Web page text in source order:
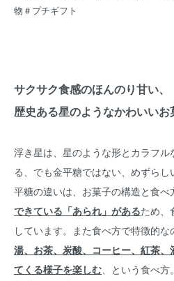
物＃プチギフト
サクサク食感のほんのり甘い、
歴史ある星のようなかわいいお
浮き星は、星のような形とカラフ
る、でも金平糖ではない、めずら
平糖の違いは、お菓子の構造と食べ
できている「あられ」があるため、
しています。また食べ方で特徴的な
湯、お茶、炭酸、コーヒー、紅茶
てくる様子を楽しむ、という食べ方